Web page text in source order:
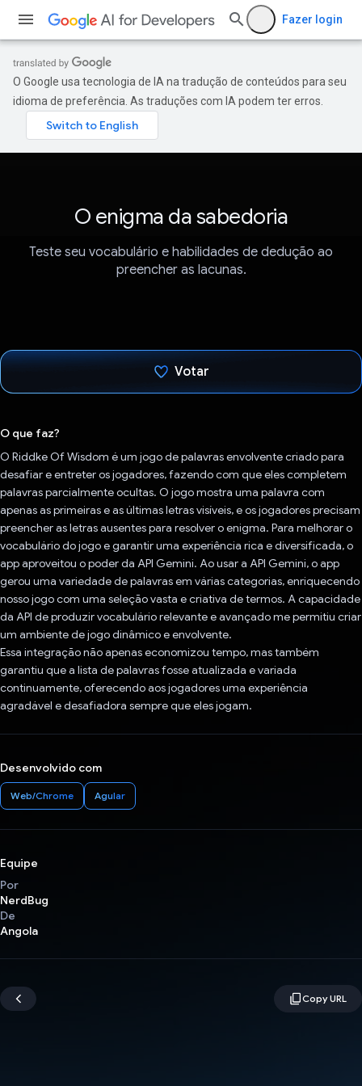
Fazer login
O Google usa tecnologia de IA na tradução de conteúdos para seu
idioma de preferência. As traduções com IA podem ter erros.
O enigma da sabedoria
Teste seu vocabulário e habilidades de dedução ao
preencher as lacunas.
Votar
O que faz?
O Riddke Of Wisdom é um jogo de palavras envolvente criado para
desafiar e entreter os jogadores, fazendo com que eles completem
palavras parcialmente ocultas. O jogo mostra uma palavra com
apenas as primeiras e as últimas letras visíveis, e os jogadores precisam
preencher as letras ausentes para resolver o enigma. Para melhorar o
vocabulário do jogo e garantir uma experiência rica e diversificada, o
app aproveitou o poder da API Gemini. Ao usar a API Gemini, o app
gerou uma variedade de palavras em várias categorias, enriquecendo
nosso jogo com uma seleção vasta e criativa de termos. A capacidade
da API de produzir vocabulário relevante e avançado me permitiu criar
um ambiente de jogo dinâmico e envolvente.
Essa integração não apenas economizou tempo, mas também
garantiu que a lista de palavras fosse atualizada e variada
continuamente, oferecendo aos jogadores uma experiência
agradável e desafiadora sempre que eles jogam.
Desenvolvido com
Web/Chrome Agular
Equipe
Por
NerdBug
De
Angola